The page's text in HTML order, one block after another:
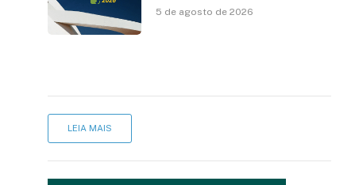
5 de agosto de 2026
LEIA MAIS